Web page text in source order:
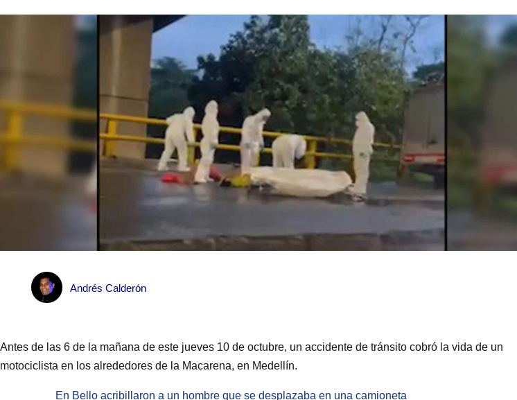
Andrés Calderón
Antes de las 6 de la mañana de este jueves 10 de octubre, un accidente de tránsito cobró la vida de un
motociclista en los alrededores de la Macarena, en Medellín.
En Bello acribillaron a un hombre que se desplazaba en una camioneta